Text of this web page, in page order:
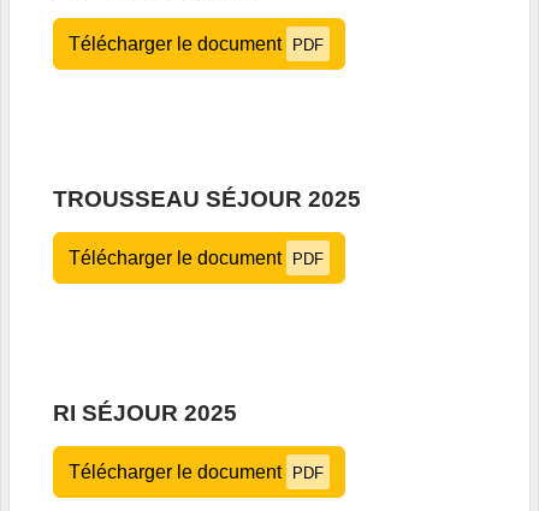
Télécharger le document PDF
TROUSSEAU SÉJOUR 2025
Télécharger le document PDF
RI SÉJOUR 2025
Télécharger le document PDF